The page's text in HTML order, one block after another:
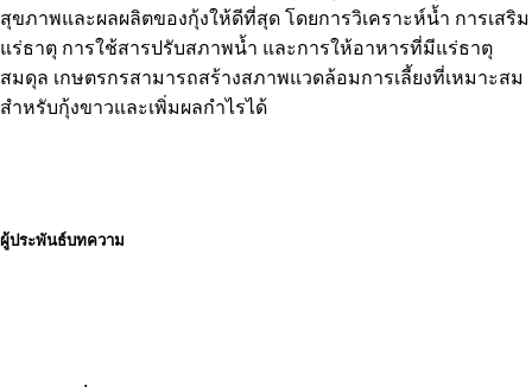
สุขภาพและผลผลิตของกุ้งให้ดีที่สุด โดยการวิเคราะห์น้ำ การเสริม
แร่ธาตุ การใช้สารปรับสภาพน้ำ และการให้อาหารที่มีแร่ธาตุ
สมดุล เกษตรกรสามารถสร้างสภาพแวดล้อมการเลี้ยงที่เหมาะสม
สำหรับกุ้งขาวและเพิ่มผลกำไรได้
ผู้ประพันธ์บทความ